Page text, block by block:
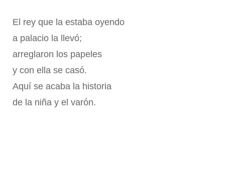
El rey que la estaba oyendo
a palacio la llevó;
arreglaron los papeles
y con ella se casó.
Aquí se acaba la historia
de la niña y el varón.